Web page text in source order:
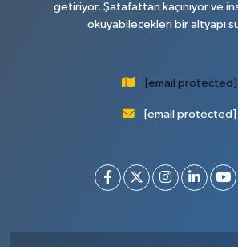
getiriyor. Şatafattan kaçınıyor ve
okuyabilecekleri bir altyapı
[email protected]
[email protected]